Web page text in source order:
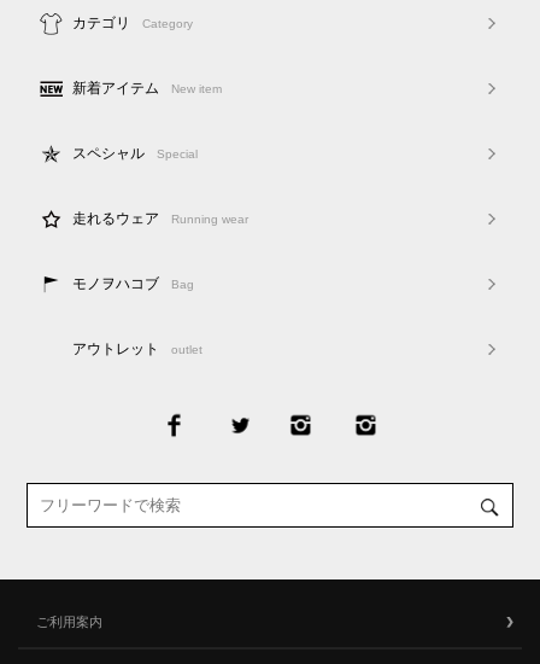
カテゴリ Category
新着アイテム New item
スペシャル Special
走れるウェア Running wear
モノヲハコブ Bag
アウトレット outlet
ご利用案内